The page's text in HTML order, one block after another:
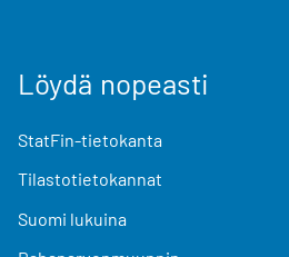
Löydä nopeasti
StatFin-tietokanta
Tilastotietokannat
Suomi lukuina